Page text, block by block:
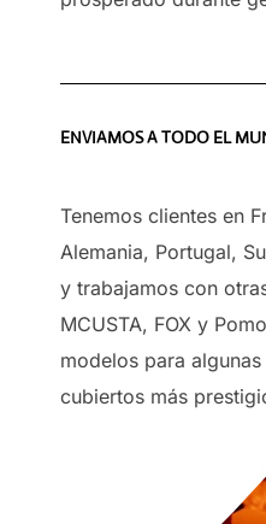
ENVIAMOS A TODO EL
Tenemos clientes en
Alemania, Portugal,
y trabajamos con
MCUSTA, FOX y
modelos para
cubiertos más